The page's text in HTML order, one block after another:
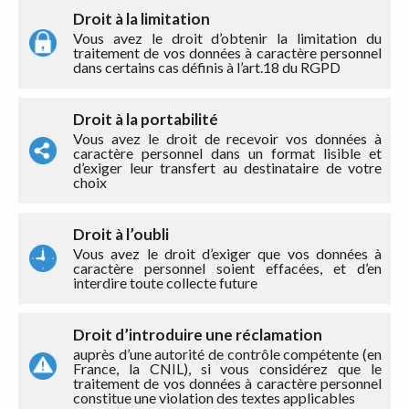
Droit à la limitation
Vous avez le droit d’obtenir la limitation du
traitement de vos données à caractère personnel
dans certains cas définis à l’art.18 du RGPD
Droit à la portabilité
Vous avez le droit de recevoir vos données à
caractère personnel dans un format lisible et
d’exiger leur transfert au destinataire de votre
choix
Droit à l’oubli
Vous avez le droit d’exiger que vos données à
caractère personnel soient effacées, et d’en
interdire toute collecte future
Droit d’introduire une réclamation
auprès d’une autorité de contrôle compétente (en
France, la CNIL), si vous considérez que le
traitement de vos données à caractère personnel
constitue une violation des textes applicables